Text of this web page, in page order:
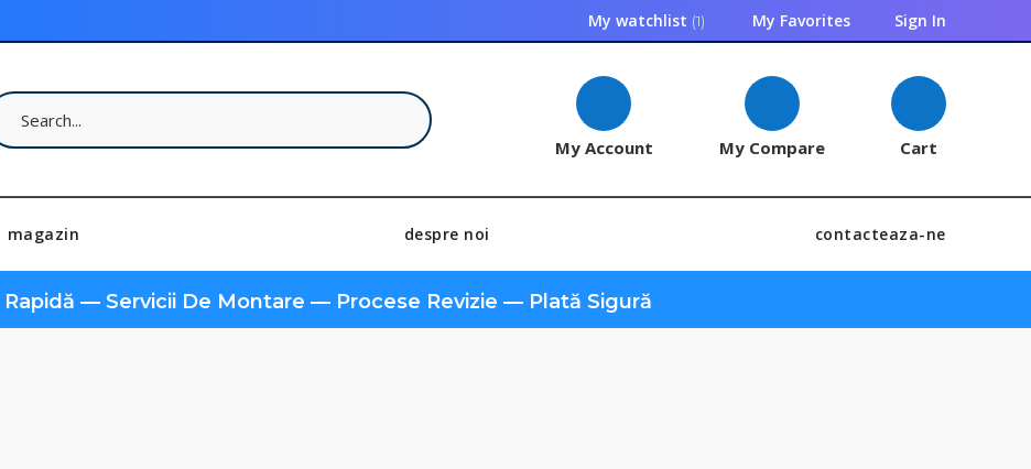
My watchlist 1 My Favorites Sign In
My Account My Compare Cart
magazin despre noi contacteaza-ne
Rapidă — Servicii De Montare — Procese Revizie — Plată Sigură